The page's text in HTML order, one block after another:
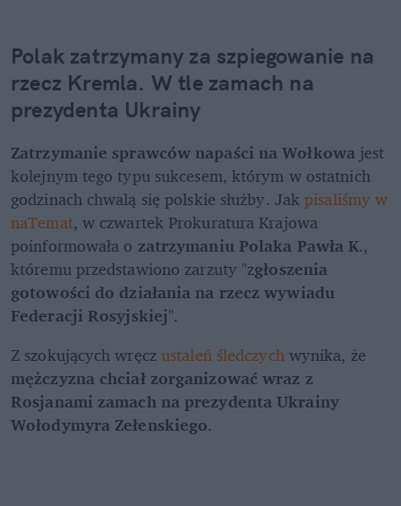
Polak zatrzymany za szpiegowanie na
rzecz Kremla. W tle zamach na
prezydenta Ukrainy
Zatrzymanie sprawców napaści na Wołkowa jest
kolejnym tego typu sukcesem, którym w ostatnich
godzinach chwalą się polskie służby. Jak pisaliśmy w
naTemat, w czwartek Prokuratura Krajowa
poinformowała o zatrzymaniu Polaka Pawła K.,
któremu przedstawiono zarzuty "zgłoszenia
gotowości do działania na rzecz wywiadu
Federacji Rosyjskiej".
Z szokujących wręcz ustaleń śledczych
mężczyzna chciał zorganizować wraz z
Rosjanami zamach na prezydenta Ukrainy
Wołodymyra Zełenskiego.